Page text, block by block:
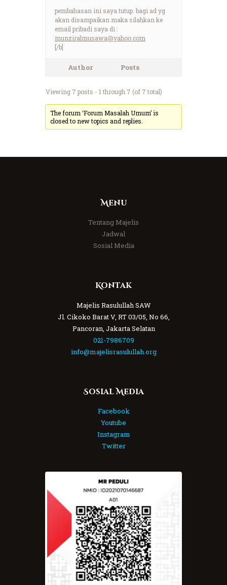
pembahasan ini saya tutup. bagi ad yg
akan disampaikan maka silahkan ke
email pribadi saya di :
munziralmusawa@yahoo.com
[/b]
Author Posts
Viewing 7 posts - 1 through 7 (of 7 total)
The forum ‘Forum Masalah Umum’ is
closed to new topics and replies.
Menu
Tentang Majelis
Jadwal
Sosial Media
Kontak
Majelis Rasulullah SAW
Jl. Cikoko Barat V, RT 03/05, No 66,
Pancoran, Jakarta Selatan
021-7986709
info@majelisrasulullah.org
Sosial Media
Facebook
Youtube
Instagram
Twitter